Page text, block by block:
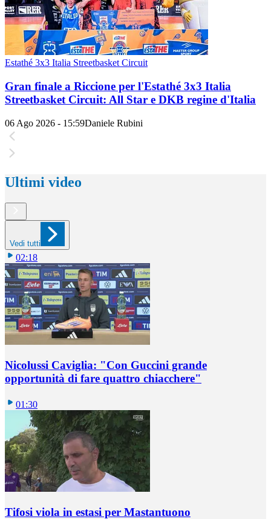
Estathé 3x3 Italia Streetbasket Circuit
Gran finale a Riccione per l'Estathé 3x3 Italia
Streetbasket Circuit: All Star e DKB regine d'Italia
06 Ago 2026 - 15:59Daniele Rubini
Ultimi video
Vedi tutti
02:18
Nicolussi Caviglia: "Con Guccini grande
opportunità di fare quattro chiacchere"
01:30
Tifosi viola in estasi per Mastantuono